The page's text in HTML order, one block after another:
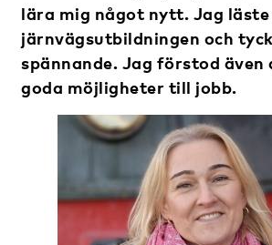
lära mig något nytt. Jag läste
järnvägsutbildningen och
spännande. Jag förstod
goda möjligheter till jobb.